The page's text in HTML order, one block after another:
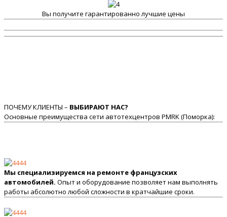
Вы получите гарантированно лучшие цены
ПОЧЕМУ КЛИЕНТЫ – ВЫБИРАЮТ НАС?
Основные преимущества сети автотехцентров PMRK (Поморка):
Мы специализируемся на ремонте французских
автомобилей. Опыт и оборудование позволяет нам выполнять
работы абсолютно любой сложности в кратчайшие сроки.